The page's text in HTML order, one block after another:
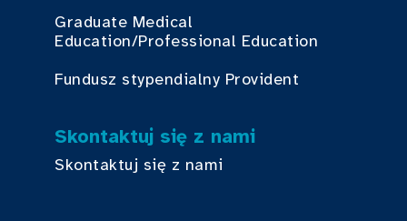
Graduate Medical
Education/Professional Education
Fundusz stypendialny Provident
Skontaktuj się z nami
Skontaktuj się z nami